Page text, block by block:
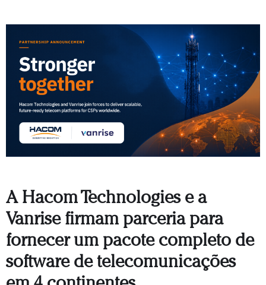
A Hacom Technologies e a
Vanrise firmam parceria para
fornecer um pacote completo de
software de telecomunicações